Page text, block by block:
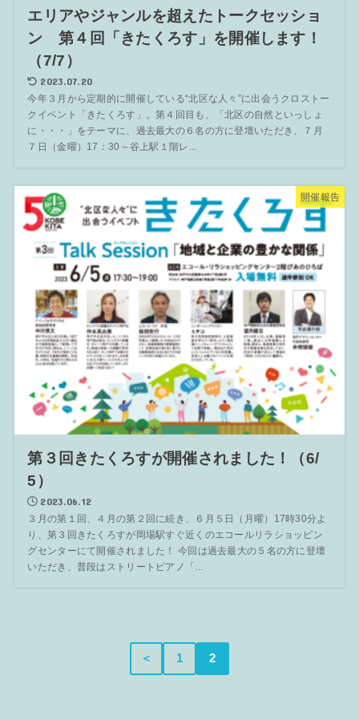
エリアやジャンルを超えたトークセッショ
ン 第４回「きたくろす」を開催します！
（7/7）
2023.07.20
今年３月から定期的に開催している“北区な人々”に出会うクロストー
クイベント「きたくろす」。第４回目も、「北区の自然といっしょ
に・・・」をテーマに、過去最大の６名の方に登壇いただき、７月
７日（金曜）17：30～谷上駅１階レ...
開催報告
第３回きたくろすが開催されました！（6/
5）
2023.06.12
３月の第１回、４月の第２回に続き、６月５日（月曜）17時30分よ
り、第３回きたくろすが岡場駅すぐ近くのエコールリラショッピン
グセンターにて開催されました！ 今回は過去最大の５名の方に登壇
いただき、普段はストリートピアノ「...
＜ 1 2